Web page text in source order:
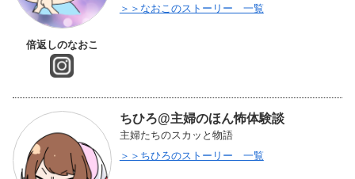
倍返しのなおこ
＞＞なおこのストーリー 一覧
ちひろ@主婦のほん怖体験談
主婦たちのスカッと物語
＞＞ちひろのストーリー 一覧